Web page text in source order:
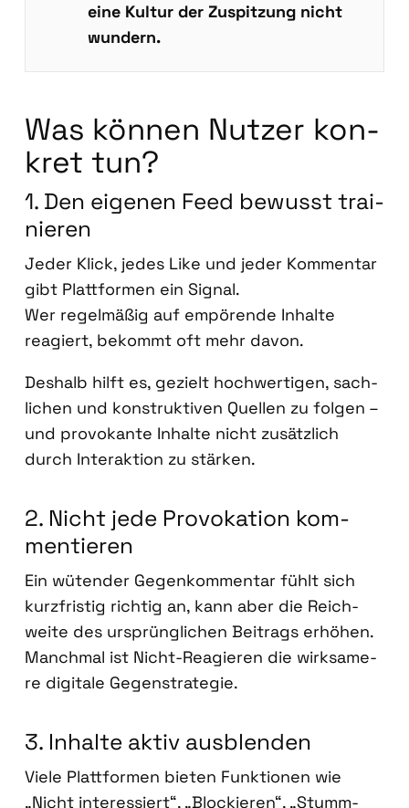
eine Kul­tur der Zuspit­zung nicht
wun­dern.
Was kön­nen Nut­zer kon­
kret tun?
1. Den eige­nen Feed bewusst trai­
nie­ren
Jeder Klick, jedes Like und jeder Kom­men­tar
gibt Platt­for­men ein Signal.
Wer regel­mä­ßig auf empö­ren­de Inhal­te
reagiert, bekommt oft mehr davon.
Des­halb hilft es, gezielt hoch­wer­ti­gen, sach­
li­chen und kon­struk­ti­ven Quel­len zu fol­gen –
und pro­vo­kan­te Inhal­te nicht zusätz­lich
durch Inter­ak­ti­on zu stär­ken.
2. Nicht jede Pro­vo­ka­ti­on kom­
men­tie­ren
Ein wüten­der Gegen­kom­men­tar fühlt sich
kurz­fris­tig rich­tig an, kann aber die Reich­
wei­te des ursprüng­li­chen Bei­trags erhö­hen.
Manch­mal ist Nicht-Reagie­ren die wirk­sa­me­
re digi­ta­le Gegen­stra­te­gie.
3. Inhal­te aktiv aus­blen­den
Vie­le Platt­for­men bie­ten Funk­tio­nen wie
„Nicht inter­es­siert“, „Blo­ckie­ren“, „Stumm­